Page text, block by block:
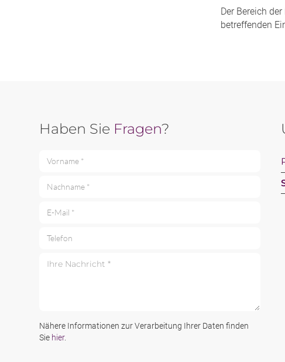
Der Bereich
betreffenden
Haben Sie Fragen?
Vorname *
Nachname *
E-Mail *
Telefon
Nähere Informationen zur Verarbeitung Ihrer Daten finden
Sie hier.